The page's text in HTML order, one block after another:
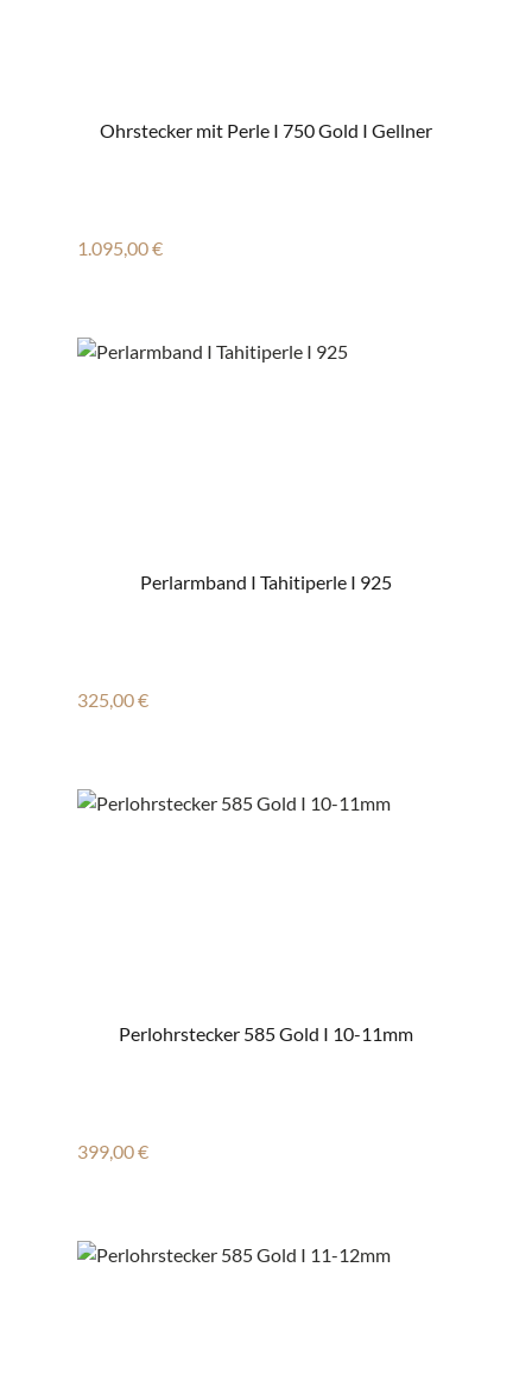
Ohrstecker mit Perle I 750 Gold I Gellner
Regulärer Preis:
1.095,00 €
Perlarmband I Tahitiperle I 925
Regulärer Preis:
325,00 €
Perlohrstecker 585 Gold I 10-11mm
Regulärer Preis:
399,00 €